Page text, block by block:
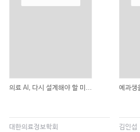
의료 AI, 다시 설계해야 할 미...
대한의료정보학회
예과생
김인섭